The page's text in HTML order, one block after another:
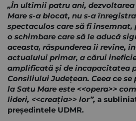
„În ultimii patru ani,
Mare s-a blocat, nu s-a
spectaculos care să fi
o schimbare care să le aducă
aceasta, răspunderea îi revine,
actualului primar, a cărui
amplificată și de incapacitatea
Consiliului Județean. Ceea ce
la Satu Mare este <<opera>>
lideri, <<creația>> lor”, a
președintele UDMR.